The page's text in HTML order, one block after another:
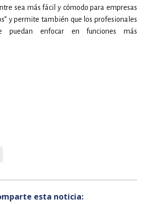
sea más fácil y cómodo para empresas
y permite también que los profesionales
puedan enfocar en funciones más
esta noticia: